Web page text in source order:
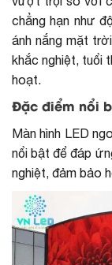
chẳng hạn như
ánh nắng mặt
khắc nghiệt, tuổi
hoạt.
Đặc điểm nổi
Màn hình LED
nổi bật để đáp
nghiệt, đảm bảo